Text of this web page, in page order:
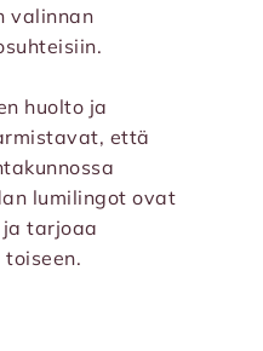
valinnan
huolto ja
että
lumilingot ovat
tarjoaa